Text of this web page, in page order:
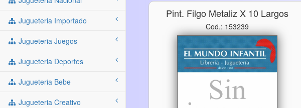
Jugueteria Importado
Jugueteria Juegos
Jugueteria Deportes
Jugueteria Bebe
Jugueteria Creativo
Pint. Filgo Metaliz X 10 Largos
Cod.: 153239